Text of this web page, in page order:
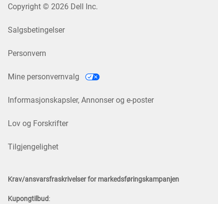
Copyright © 2026 Dell Inc.
Salgsbetingelser
Personvern
Mine personvernvalg
Informasjonskapsler, Annonser og e-poster
Lov og Forskrifter
Tilgjengelighet
Krav/ansvarsfraskrivelser for markedsføringskampanjen
Kupongtilbud: